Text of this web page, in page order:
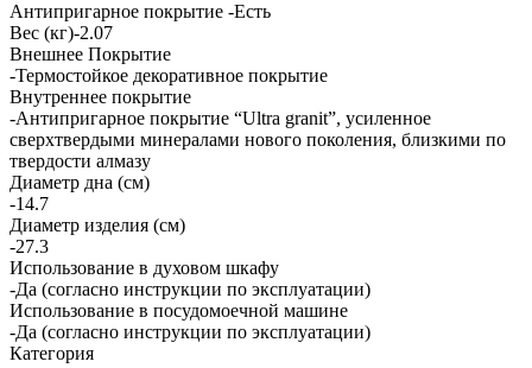
Антипригарное покрытие -Есть
Вес (кг)-2.07
Внешнее Покрытие
-Термостойкое декоративное покрытие
Внутреннее покрытие
-Антипригарное покрытие “Ultra granit”, усиленное
сверхтвердыми минералами нового поколения, близкими по
твердости алмазу
Диаметр дна (см)
-14.7
Диаметр изделия (см)
-27.3
Использование в духовом шкафу
-Да (согласно инструкции по эксплуатации)
Использование в посудомоечной машине
-Да (согласно инструкции по эксплуатации)
Категория